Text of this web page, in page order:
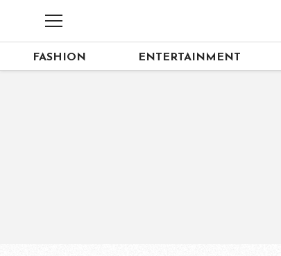
FASHION ENTERTAINMENT